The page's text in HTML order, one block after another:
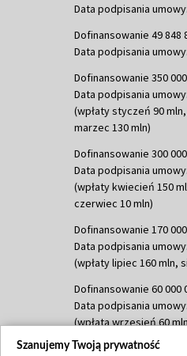
Data podpisania umowy:
Dofinansowanie 49 848
Data podpisania
Dofinansowanie 350
Data podpisania
(wpłaty styczeń 90
marzec 130 mln)
Dofinansowanie 300
Data podpisania umowy:
(wpłaty kwiecień 150
czerwiec 10 mln)
Dofinansowanie 170
Data podpisania umowy:
(wpłaty lipiec 160 mln,
Dofinansowanie 60 000
Data podpisania umowy:
(wpłata wrzesień 60
Dofinansowanie 635 783
Szanujemy Twoją prywatność